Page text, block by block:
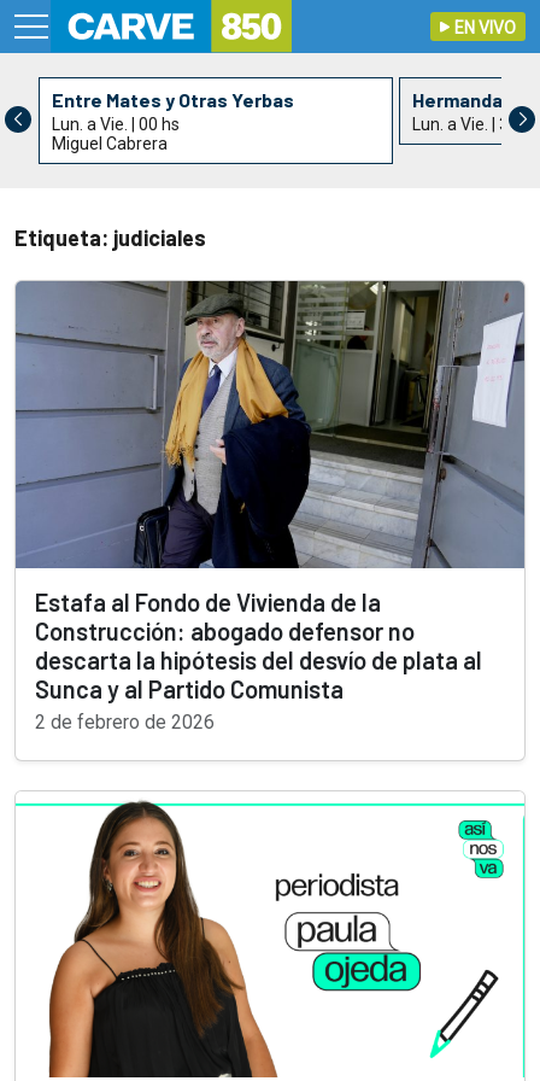
EN VIVO
Entre Mates y Otras Yerbas
Lun. a Vie. | 00 hs
Miguel Cabrera
Hermandad
Lun. a Vie. | 3 hs
Etiqueta: judiciales
Estafa al Fondo de Vivienda de la
Construcción: abogado defensor no
descarta la hipótesis del desvío de plata al
Sunca y al Partido Comunista
2 de febrero de 2026